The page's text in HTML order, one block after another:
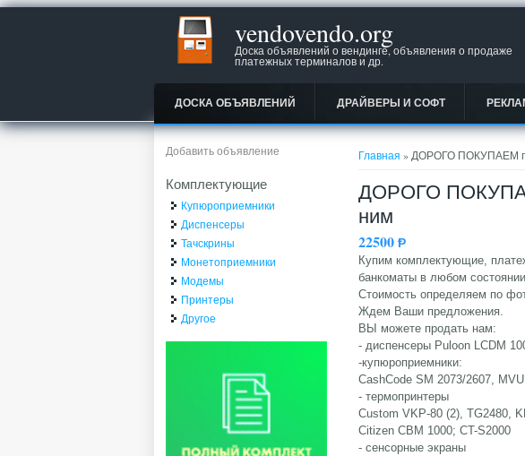
vendovendo.org
Доска объявлений о вендинге, объявления о продаже
платежных терминалов и др.
ДОСКА ОБЪЯВЛЕНИЙ ДРАЙВЕРЫ И СОФТ
Вы здесь
Главная » ДОРОГО ПОКУПАЕМ
ДОРОГО
ним
22500Ᵽ
Купим комплектующие,
банкоматы в любом
Стоимость определяем по
Ждем Ваши предложения.
ВЫ можете продать нам:
- диспенсеры Puloon LCDM
-купюроприемники:
CashCode SM 2073/2607,
- термопринтеры
Custom VKP-80 (2), TG2480,
Citizen CBM 1000; CT-S2000
- сенсорные экраны
Добавить объявление
Комплектующие
Купюроприемники
Диспенсеры
Тачскрины
Монетоприемники
Модемы
Принтеры
Другое